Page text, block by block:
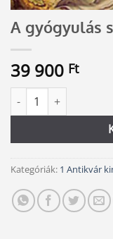
A gyógyulás
39 900 Ft
A gyógyulás
Alternative:
Kategóriák: 1 Antikvár